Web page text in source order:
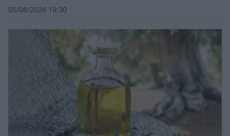
05/08/2026 19:30